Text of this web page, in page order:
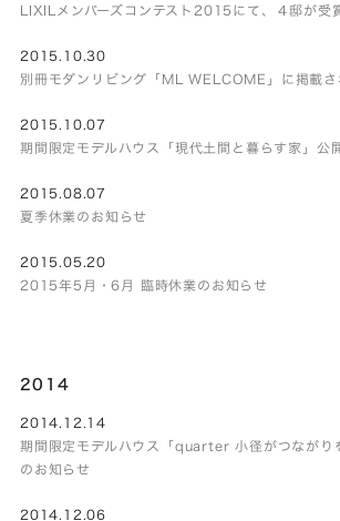
LIXILメンバーズコンテスト2015にて、４邸が受
2015.10.30
別冊モダンリビング「ML WELCOME」に掲載さ
2015.10.07
期間限定モデルハウス「現代土間と暮らす家」公
2015.08.07
夏季休業のお知らせ
2015.05.20
2015年5月・6月 臨時休業のお知らせ
2014
2014.12.14
期間限定モデルハウス「quarter 小径がつながり
のお知らせ
2014.12.06